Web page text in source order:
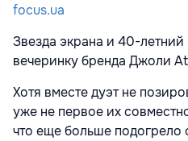
focus.ua
Звезда экрана и 40-
вечеринку бренда Джоли
Хотя вместе дуэт не
уже не первое их
что еще больше